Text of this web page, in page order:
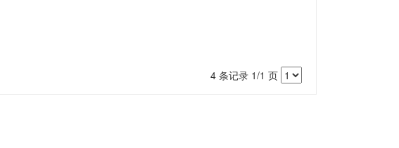
4 条记录 1/1 页